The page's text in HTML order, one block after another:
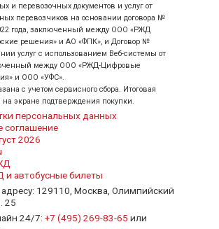
и перевозочных документов и услуг от
перевозчиков на основании договора №
года, заключенный между ООО «РЖД
решения» и АО «ФПК», и Договор №
услуг с использованием Веб-системы от
между ООО «РЖД-Цифровые
и ООО «УФС».
с учетом сервисного сбора. Итоговая
на экране подтверждения покупки.
персональных данных
соглашение
2026
автобусные билеты
129110, Москва, Олимпийский
25
24/7: +7 (495) 269-83-65 или